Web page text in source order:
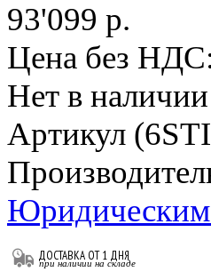
93'099 р.
Цена без
Нет в наличии
Артикул
ДОСТАВКА ОТ 1 ДНЯ
при наличии на складе